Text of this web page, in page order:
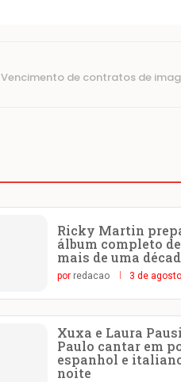
Vencimento de contratos de
Ricky Martin
álbum completo
mais de uma
por redacao 3 de
Xuxa e Laura
Paulo cantar em
espanhol e
noite